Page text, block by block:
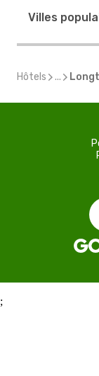
Villes
Hôtels ...
;